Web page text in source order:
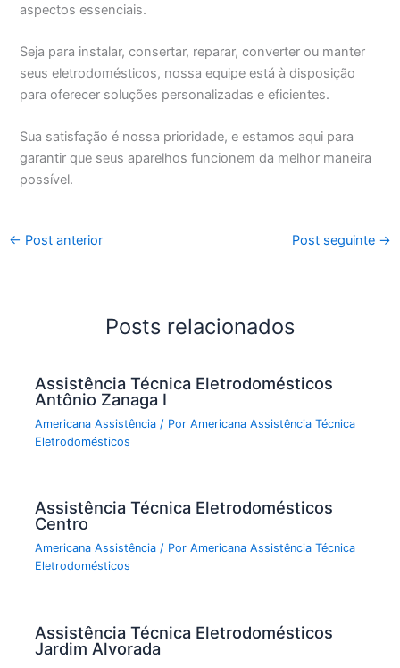
aspectos essenciais.
Seja para instalar, consertar, reparar, converter ou manter
seus eletrodomésticos, nossa equipe está à disposição
para oferecer soluções personalizadas e eficientes.
Sua satisfação é nossa prioridade, e estamos aqui para
garantir que seus aparelhos funcionem da melhor maneira
possível.
← Post anterior Post seguinte →
Posts relacionados
Assistência Técnica Eletrodomésticos
Antônio Zanaga I
Americana Assistência / PorAmericana Assistência Técnica
Eletrodomésticos
Assistência Técnica Eletrodomésticos
Centro
Americana Assistência / PorAmericana Assistência Técnica
Eletrodomésticos
Assistência Técnica Eletrodomésticos
Jardim Alvorada